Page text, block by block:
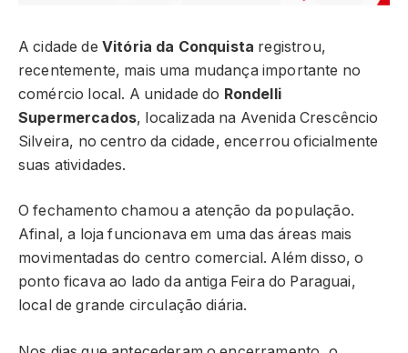
A cidade de Vitória da Conquista registrou,
recentemente, mais uma mudança importante no
comércio local. A unidade do Rondelli
Supermercados, localizada na Avenida Crescêncio
Silveira, no centro da cidade, encerrou oficialmente
suas atividades.
O fechamento chamou a atenção da população.
Afinal, a loja funcionava em uma das áreas mais
movimentadas do centro comercial. Além disso, o
ponto ficava ao lado da antiga Feira do Paraguai,
local de grande circulação diária.